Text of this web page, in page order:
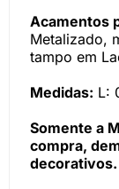
Acamentos
Metalizado,
tampo em
Medidas: L:
Somente a
compra,
decorativos.